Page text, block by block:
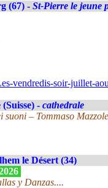
(67) - St-Pierre le jeune
vendredis-soir-juillet-
- cathedrale
suoni – Tommaso
le Désert (34)
y Danzas....